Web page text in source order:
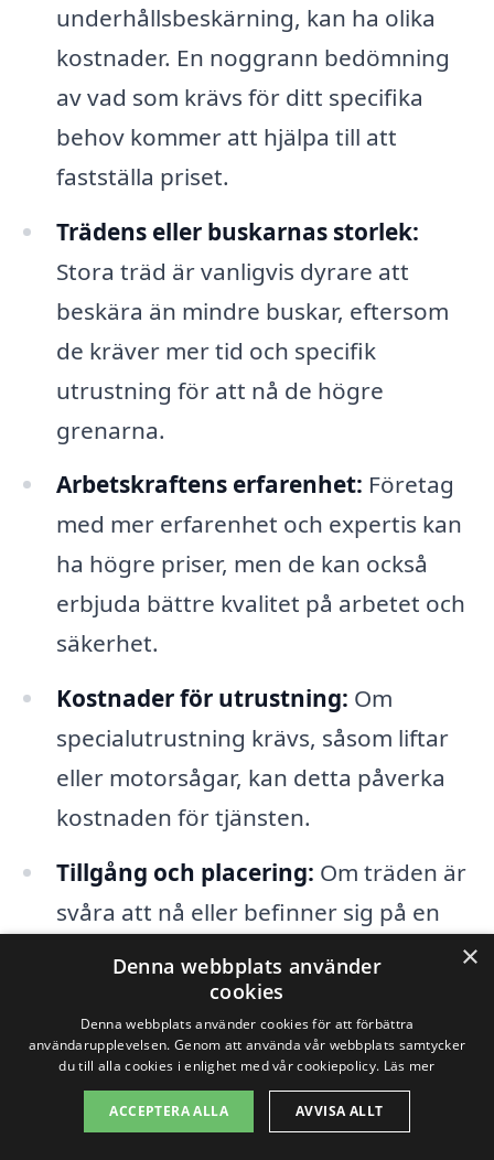
underhållsbeskärning, kan ha olika
kostnader. En noggrann bedömning
av vad som krävs för ditt specifika
behov kommer att hjälpa till att
fastställa priset.
Trädens eller buskarnas storlek:
Stora träd är vanligvis dyrare att
beskära än mindre buskar, eftersom
de kräver mer tid och specifik
utrustning för att nå de högre
grenarna.
Arbetskraftens erfarenhet: Företag
med mer erfarenhet och expertis kan
ha högre priser, men de kan också
erbjuda bättre kvalitet på arbetet och
säkerhet.
Kostnader för utrustning: Om
specialutrustning krävs, såsom liftar
eller motorsågar, kan detta påverka
kostnaden för tjänsten.
Tillgång och placering: Om träden är
svåra att nå eller befinner sig på en
trång plats kan detta öka kostnaden,
eftersom det innebär mer arbete och
planering för säkerhet.
Det är också värt att notera att
efterfrågan på beskärningstjänster kan
×
Denna webbplats använder
cookies
Denna webbplats använder cookies för att förbättra
användarupplevelsen. Genom att använda vår webbplats samtycker
du till alla cookies i enlighet med vår cookiepolicy. Läs mer
ACCEPTERA ALLA AVVISA ALLT